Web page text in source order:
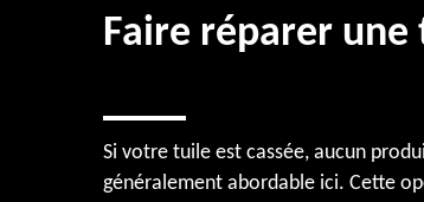
Faire réparer une
Si votre tuile est cassée, aucun
généralement abordable ici. Cette